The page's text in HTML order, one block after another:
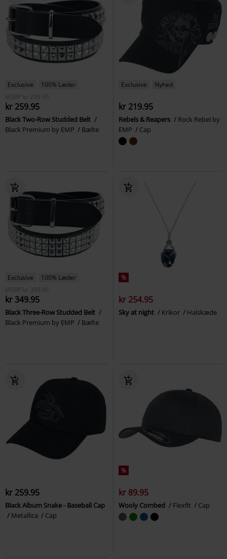
Exclusive
100% Læder
MSRP
kr 299.95
kr 259.95
Black Two-Row Studded Belt
Black Premium by EMP
Bælte
Exclusive Nyhed
kr 219.95
Rebels & Reapers
Rock Rebel by
EMP
Cap
Exclusive
100% Læder
MSRP
kr 399.95
kr 349.95
Black Three-Row Studded Belt
Black Premium by EMP
Bælte
%
kr 254.95
Sky at night Krikor Halskæde
kr 259.95
Black Album Snake - Baseball Cap
Metallica
Cap
%
kr 89.95
Wooly Combed Flexfit Cap